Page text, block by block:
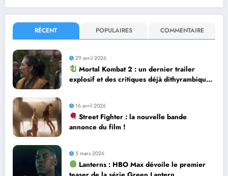
RÉCENT POPULAIRES COMMENTAIRE
29 avril 2026
Mortal Kombat 2 : un dernier trailer
explosif et des critiques déjà dithyrambiques
16 avril 2026
Street Fighter : la nouvelle bande
annonce du film !
5 mars 2026
Lanterns : HBO Max dévoile le premier